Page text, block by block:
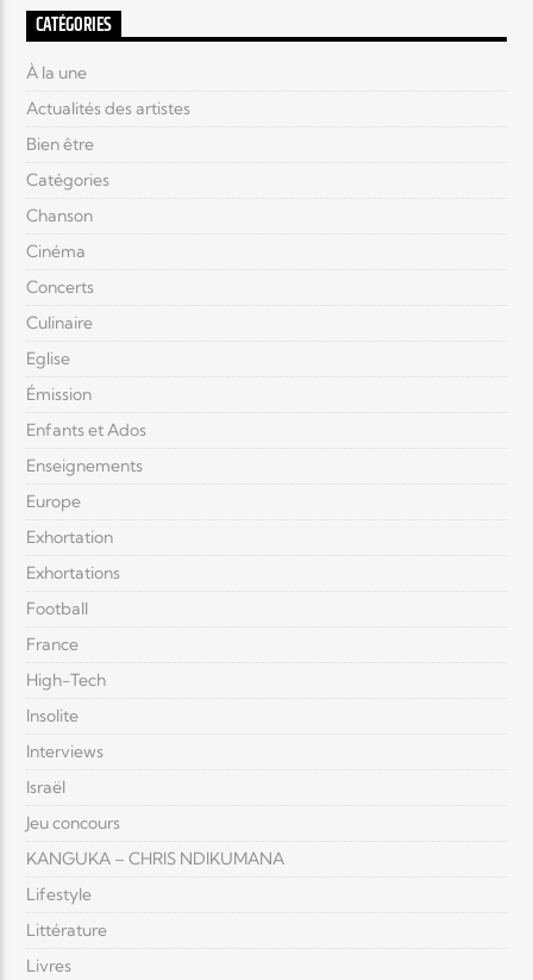
CATÉGORIES
À la une
Actualités des artistes
Bien être
Catégories
Chanson
Cinéma
Concerts
Culinaire
Eglise
Émission
Enfants et Ados
Enseignements
Europe
Exhortation
Exhortations
Football
France
High-Tech
Insolite
Interviews
Israël
Jeu concours
KANGUKA – CHRIS NDIKUMANA
Lifestyle
Littérature
Livres